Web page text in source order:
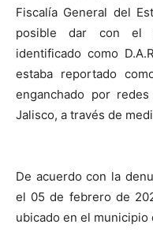
Fiscalía General del
posible dar con el
identificado como
estaba reportado
enganchado por
Jalisco, a través de
De acuerdo con la
el 05 de febrero de
ubicado en el municipio